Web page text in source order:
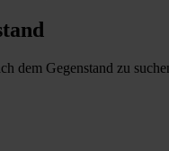
dem Gegenstand zu